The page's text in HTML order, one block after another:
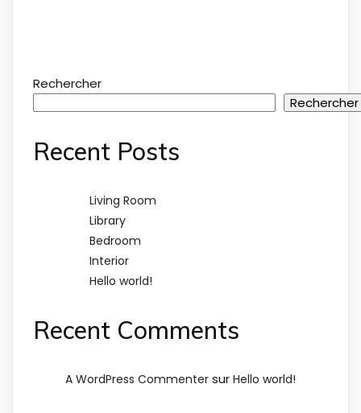
Rechercher
Rechercher
Recent Posts
Living Room
Library
Bedroom
Interior
Hello world!
Recent Comments
A WordPress Commenter sur Hello world!